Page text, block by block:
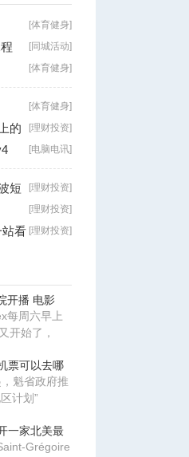
[体育健身]
[同城活动]
[体育健身]
[体育健身]
[理财投资]
的
[电脑电讯]
[理财投资]
短
[理财投资]
[理财投资]
站看
开播 电影
每周六早上
开始了，
票可以去哪
魁省政府推
计划”
一家北美最
Grégoire